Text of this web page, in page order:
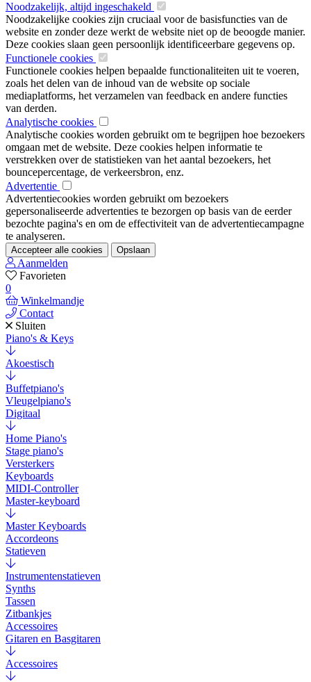
Noodzakelijk, altijd ingeschakeld
Noodzakelijke cookies zijn cruciaal voor de basisfuncties van de
website en zonder deze werkt de website niet op de beoogde manier.
Deze cookies slaan geen persoonlijk identificeerbare gegevens op.
Functionele cookies
Functionele cookies helpen bepaalde functionaliteiten uit te voeren,
zoals het delen van de inhoud van de website op sociale
mediaplatforms, het verzamelen van feedback en andere functies
van derden.
Analytische cookies
Analytische cookies worden gebruikt om te begrijpen hoe bezoekers
omgaan met de website. Deze cookies helpen informatie te
verstrekken over de statistieken van het aantal bezoekers, het
bouncepercentage, de verkeersbron, enz.
Advertentie
Advertentiecookies worden gebruikt om bezoekers
gepersonaliseerde advertenties te bezorgen op basis van de eerder
bezochte pagina's en om de effectiviteit van de advertentiecampagne
te analyseren.
Accepteer alle cookies Opslaan
Aanmelden
Favorieten
0
Winkelmandje
Contact
Sluiten
Piano's & Keys
Akoestisch
Buffetpiano's
Vleugelpiano's
Digitaal
Home Piano's
Stage piano's
Versterkers
Keyboards
MIDI-Controller
Master-keyboard
Master Keyboards
Accordeons
Statieven
Instrumentenstatieven
Synths
Tassen
Zitbankjes
Accessoires
Gitaren en Basgitaren
Accessoires